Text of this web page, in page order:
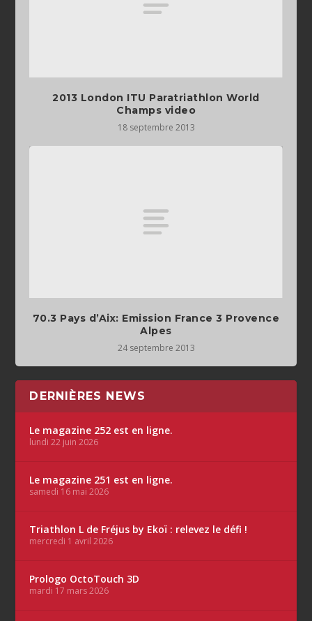
2013 London ITU Paratriathlon World
Champs video
18 septembre 2013
70.3 Pays d’Aix: Emission France 3 Provence
Alpes
24 septembre 2013
DERNIÈRES NEWS
Le magazine 252 est en ligne.
lundi 22 juin 2026
Le magazine 251 est en ligne.
samedi 16 mai 2026
Triathlon L de Fréjus by Ekoï : relevez le défi !
mercredi 1 avril 2026
Prologo OctoTouch 3D
mardi 17 mars 2026